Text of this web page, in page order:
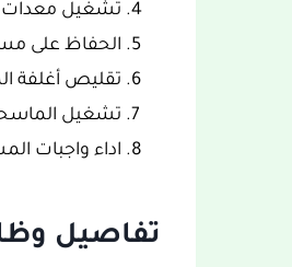
تشغيل معدات
الحفاظ على
تقليص أغلفة
تشغيل
اداء واجبات
تفاصيل